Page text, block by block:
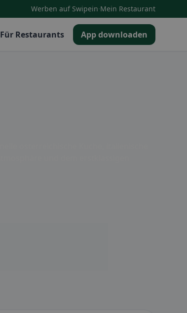
Werben auf Swipein·Mein Restaurant
Für Restaurants App downloaden